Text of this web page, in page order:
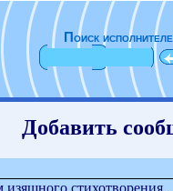
Поиск
Добавить
стихотворения.